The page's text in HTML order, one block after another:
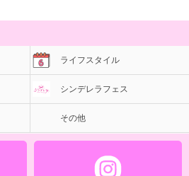
ライフスタイル
シンデレラフェス
その他